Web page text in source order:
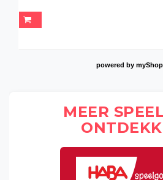
powered by
MEER